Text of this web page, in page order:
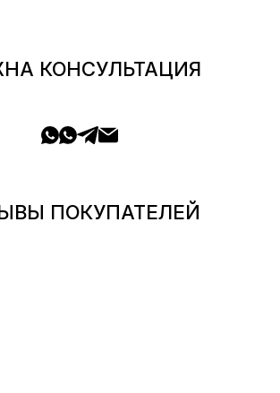
КОНСУЛЬТАЦИЯ
ПОКУПАТЕЛЕЙ